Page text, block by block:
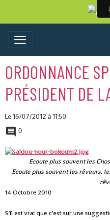
ORDONNANCE
PRÉSIDENT DE
Le 16/07/2012 à 11:50
0
Ecoute plus souvent les
Ecoute plus souvent les rêveurs,
14 Octobre 2010
S’il est vrai que c’est sur une